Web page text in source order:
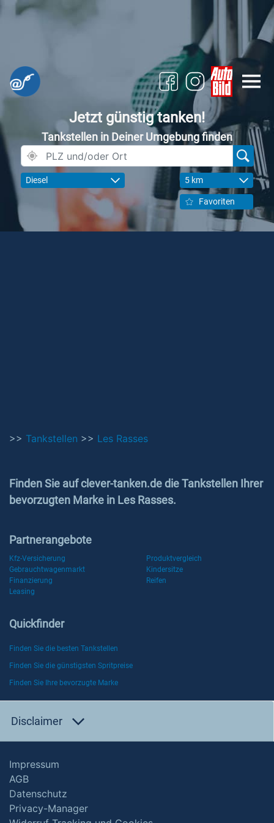
Jetzt günstig tanken!
Tankstellen in Deiner Umgebung finden
Diesel 5 km
Favoriten
>> Tankstellen >> Les Rasses
Finden Sie auf clever-tanken.de die Tankstellen Ihrer
bevorzugten Marke in Les Rasses.
Partnerangebote
Kfz-Versicherung
Produktvergleich
Gebrauchtwagenmarkt
Kindersitze
Finanzierung
Reifen
Leasing
Quickfinder
Finden Sie die besten Tankstellen
Finden Sie die günstigsten Spritpreise
Finden Sie Ihre bevorzugte Marke
Disclaimer
Impressum
AGB
Datenschutz
Privacy-Manager